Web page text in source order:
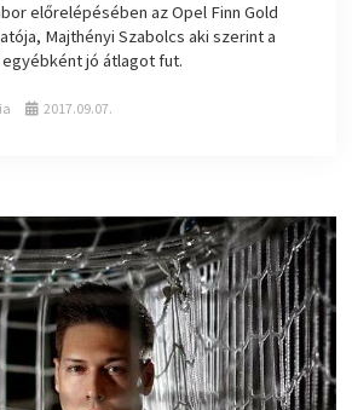
előrelépésében az Opel Finn Gold
Majthényi Szabolcs aki szerint a
jó átlagot fut.
2017.09.07.